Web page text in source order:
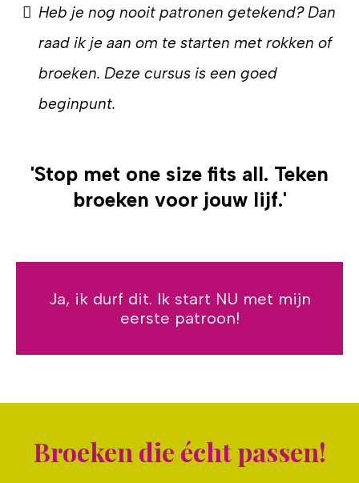
Heb je nog nooit patronen getekend? Dan
raad ik je aan om te starten met rokken of
broeken. Deze cursus is een goed
beginpunt.
'Stop met one size fits all. Teken
broeken voor jouw lijf.'
Ja, ik durf dit. Ik start NU met mijn
eerste patroon!
Broeken die écht passen!